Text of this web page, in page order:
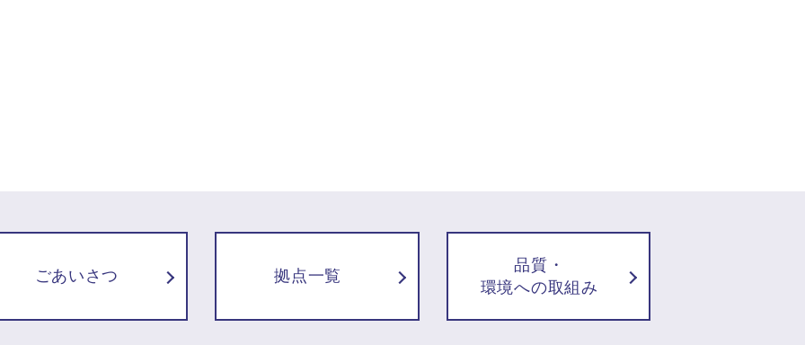
ごあいさつ 拠点一覧
品質・
環境への取組み